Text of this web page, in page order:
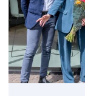
op
voor
in
3D
printen